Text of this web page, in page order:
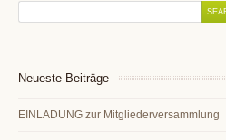
Neueste Beiträge
EINLADUNG zur Mitgliederversammlung